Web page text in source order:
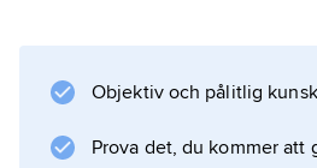
Underhållningen var
med flera våningsplan och
Objektiv och pålitlig
Prova det, du kommer att